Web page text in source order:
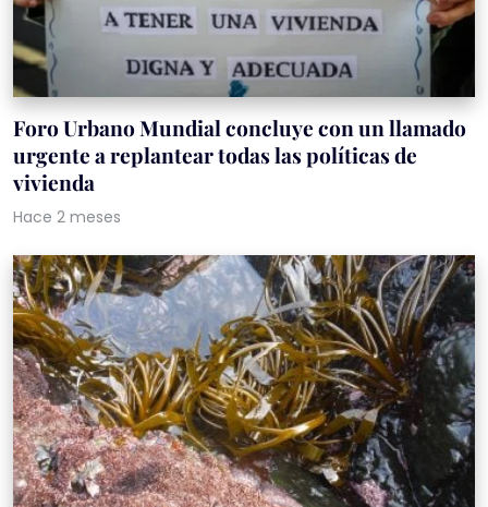
Foro Urbano Mundial concluye con un llamado
urgente a replantear todas las políticas de
vivienda
Hace 2 meses